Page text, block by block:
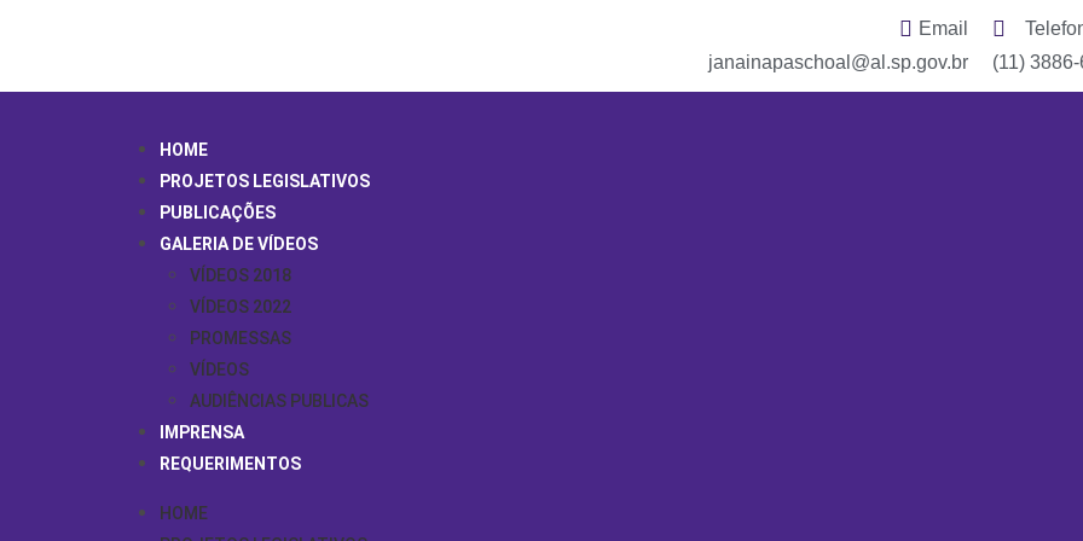
Email
janainapaschoal@al.sp.gov.br
(11)
HOME
PROJETOS LEGISLATIVOS
PUBLICAÇÕES
GALERIA DE VÍDEOS
VÍDEOS 2018
VÍDEOS 2022
PROMESSAS
VÍDEOS
AUDIÊNCIAS PUBLICAS
IMPRENSA
REQUERIMENTOS
HOME